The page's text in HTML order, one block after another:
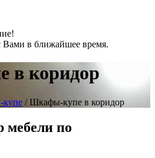
Вами в ближайшее время.
в коридор
купе / Шкафы-купе в коридор
мебели по